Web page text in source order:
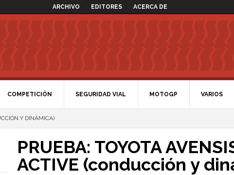
ARCHIVO EDITORES ACERCA DE
COMPETICIÓN SEGURIDAD VIAL MOTOGP VARIOS
Y DINÁMICA)
PRUEBA: TOYOTA
ACTIVE (conducción y